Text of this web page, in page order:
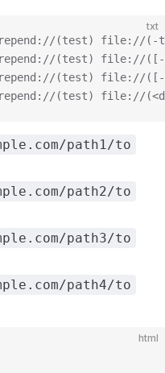
txt
(test)
(test)
(test) file://
(test) file://
path1/to
path2/to
path3/to
path4/to
html